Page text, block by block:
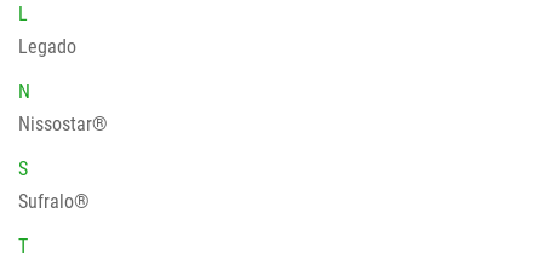
L
Legado
N
Nissostar®
S
Sufralo®
T